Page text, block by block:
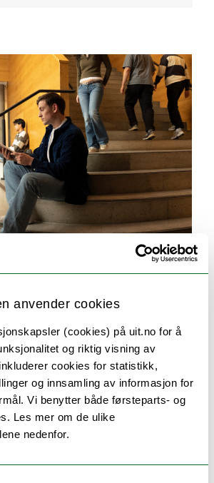
anvender cookies
(cookies) på uit.no for å
og riktig visning av
cookies for statistikk,
og innsamling av informasjon for
Vi benytter både førsteparts- og
Les mer om de ulike
nedenfor.
på alt du lurer på om
må sende inn, når du får svar
når studiene starter.